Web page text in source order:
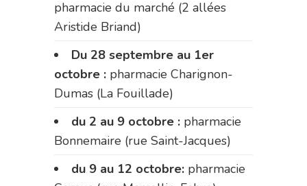
pharmacie du marché (2 allées
Aristide Briand)
Du 28 septembre au 1er
octobre : pharmacie Charignon-
Dumas (La Fouillade)
du 2 au 9 octobre : pharmacie
Bonnemaire (rue Saint-Jacques)
du 9 au 12 octobre: pharmacie